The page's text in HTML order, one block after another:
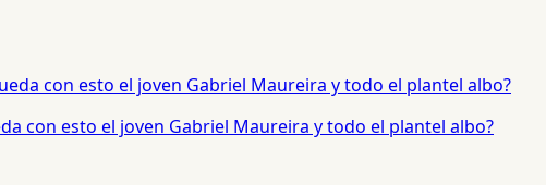
con esto el joven Gabriel Maureira y todo el plantel albo?